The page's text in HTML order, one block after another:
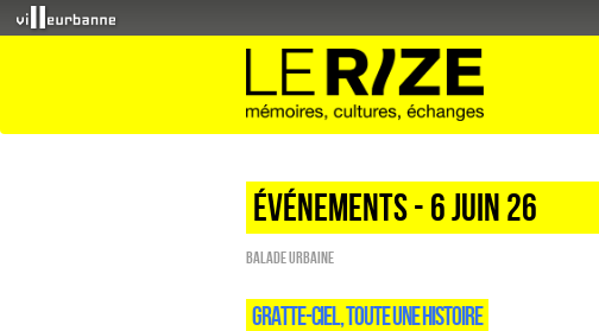
Événements - 6 Juin 26
Balade urbaine
GRATTE-CIEL, TOUTE UNE HISTOIRE